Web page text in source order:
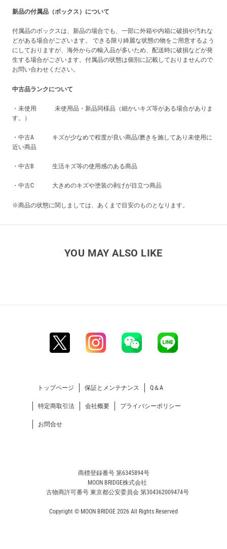
新品の付属品（ボックス）について
付属品のボックスは、新品の場合でも、一部に外箱や内箱に破損や汚れな
どがある場合がございます。 できる限り綺麗な状態の物をご用意するよう
にしておりますが、海外からの輸入品が多いため、配送時に破損などが発
生する場合がございます。付属品の状態は個別に記載しておりませんので
お問い合わせください。
中古品ランクについて
・未使用 未使用品・新品同様品（細かいキズ等がある場合がありま
す。）
・中古A キズが少なめで程度が良い商品/磨きを施してあり未使用に
近い商品
・中古B 生活キズ等の使用感のある商品
・中古C 大きめのキズや塗装の剥げが目立つ商品
※商品の状態に関しましては、あくまで目安のものとなります。
YOU MAY ALSO LIKE
トップページ 保証とメンテナンス Q＆A
特定商取引法 会社概要 プライバシーポリシー
お問合せ
商標登録番号 第6345894号
MOON BRIDGE株式会社
古物商許可番号 東京都公安委員会 第304362009474号
Copyright © MOON BRIDGE 2026 All Rights Reserved